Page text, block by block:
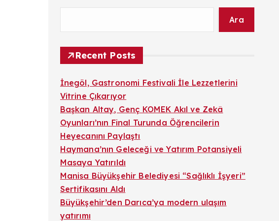
Ara
Recent Posts
İnegöl, Gastronomi Festivali İle Lezzetlerini
Vitrine Çıkarıyor
Başkan Altay, Genç KOMEK Akıl ve Zekâ
Oyunları’nın Final Turunda Öğrencilerin
Heyecanını Paylaştı
Haymana’nın Geleceği ve Yatırım Potansiyeli
Masaya Yatırıldı
Manisa Büyükşehir Belediyesi “Sağlıklı İşyeri”
Sertifikasını Aldı
Büyükşehir’den Darıca’ya modern ulaşım
yatırımı